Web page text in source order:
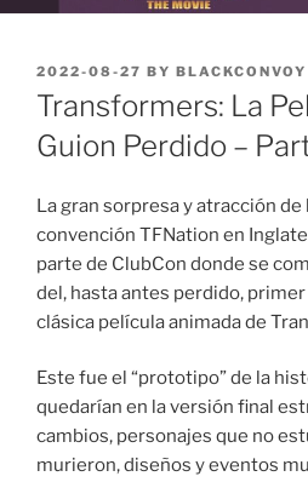
POSTED
ON
2022-08-27 BY BLACKCONVOY
Transformers: La
Guion Perdido –
La gran sorpresa y atracción
convención TFNation en
parte de ClubCon donde se
del, hasta antes perdido,
clásica película animada de
Este fue el “prototipo” de la
quedarían en la versión final
cambios, personajes que no
murieron, diseños y eventos